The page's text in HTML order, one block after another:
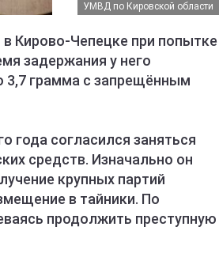
УМВД по Кировской области
Кирово-Чепецке при попытке
задержания у него
3,7 грамма с запрещённым
года согласился заняться
средств. Изначально он
крупных партий
в тайники. По
продолжить преступную